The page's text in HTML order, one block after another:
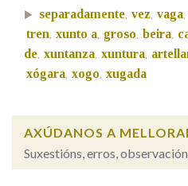
Nas definicións
Na fraseoloxía
separadamente, vez, vaga,
tren, xunto a, groso, beira,
de, xuntanza, xuntura,
xógara, xogo, xugada
AXÚDANOS A
Suxestións, erros,